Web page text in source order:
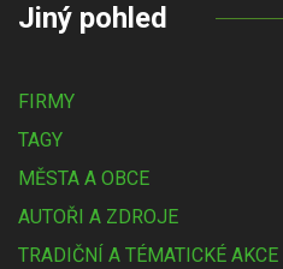
Jiný pohled
FIRMY
TAGY
MĚSTA A OBCE
AUTOŘI A ZDROJE
TRADIČNÍ A TÉMATICKÉ AKCE